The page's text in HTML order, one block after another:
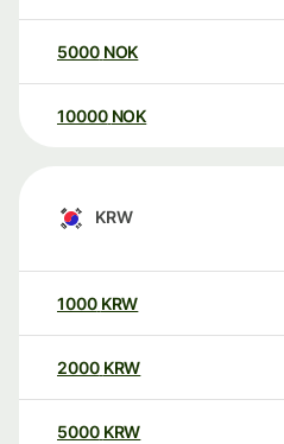
5000 NOK
10000 NOK
KRW
1000 KRW
2000 KRW
5000 KRW